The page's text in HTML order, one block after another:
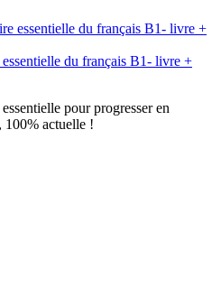
du français B1- livre +
pour progresser en
100% actuelle !